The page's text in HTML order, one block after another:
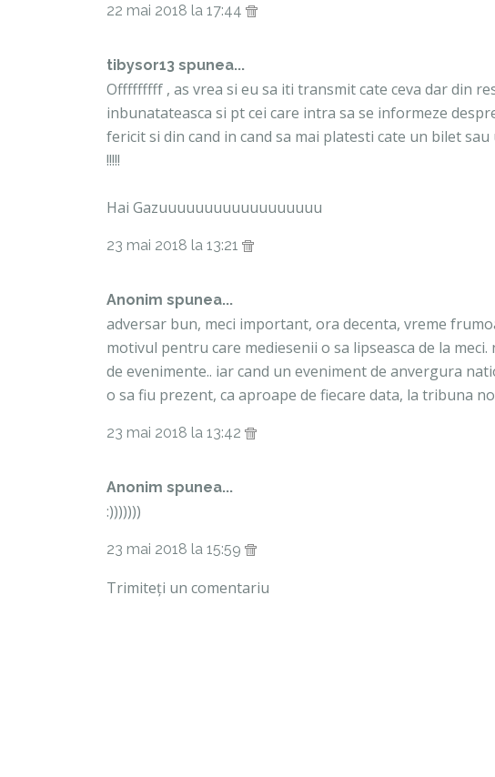
22 mai 2018 la 17:44
tibysor13 spunea...
Offfffffff , as vrea si eu sa iti transmit cate ceva dar din
inbunatateasca si pt cei care intra sa se informeze
fericit si din cand in cand sa mai platesti cate un bilet
!!!!!
Hai Gazuuuuuuuuuuuuuuuuuu
23 mai 2018 la 13:21
Anonim spunea...
adversar bun, meci important, ora decenta, vreme
motivul pentru care mediesenii o sa lipseasca de la
de evenimente.. iar cand un eveniment de anvergura
o sa fiu prezent, ca aproape de fiecare data, la tribuna
23 mai 2018 la 13:42
Anonim spunea...
:)))))))
23 mai 2018 la 15:59
Trimiteți un comentariu